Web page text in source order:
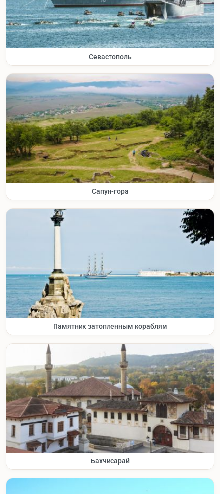
Севастополь
Сапун-гора
Памятник затопленным кораблям
Бахчисарай